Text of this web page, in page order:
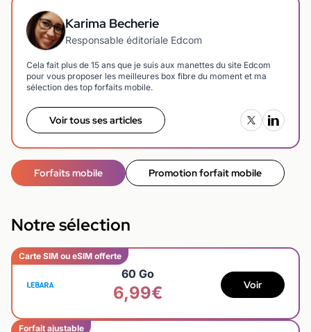
Karima Becherie
Responsable éditoriale Edcom
Cela fait plus de 15 ans que je suis aux manettes du site Edcom
pour vous proposer les meilleures box fibre du moment et ma
sélection des top forfaits mobile.
Voir tous ses articles
Forfaits mobile Promotion forfait mobile
Notre sélection
Carte SIM ou eSIM offerte
60 Go
6,99€ Voir
Forfait ajustable